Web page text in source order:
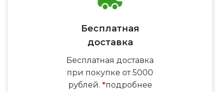
Бесплатная
доставка
Бесплатная доставка
при покупке от 5000
рублей. *подробнее